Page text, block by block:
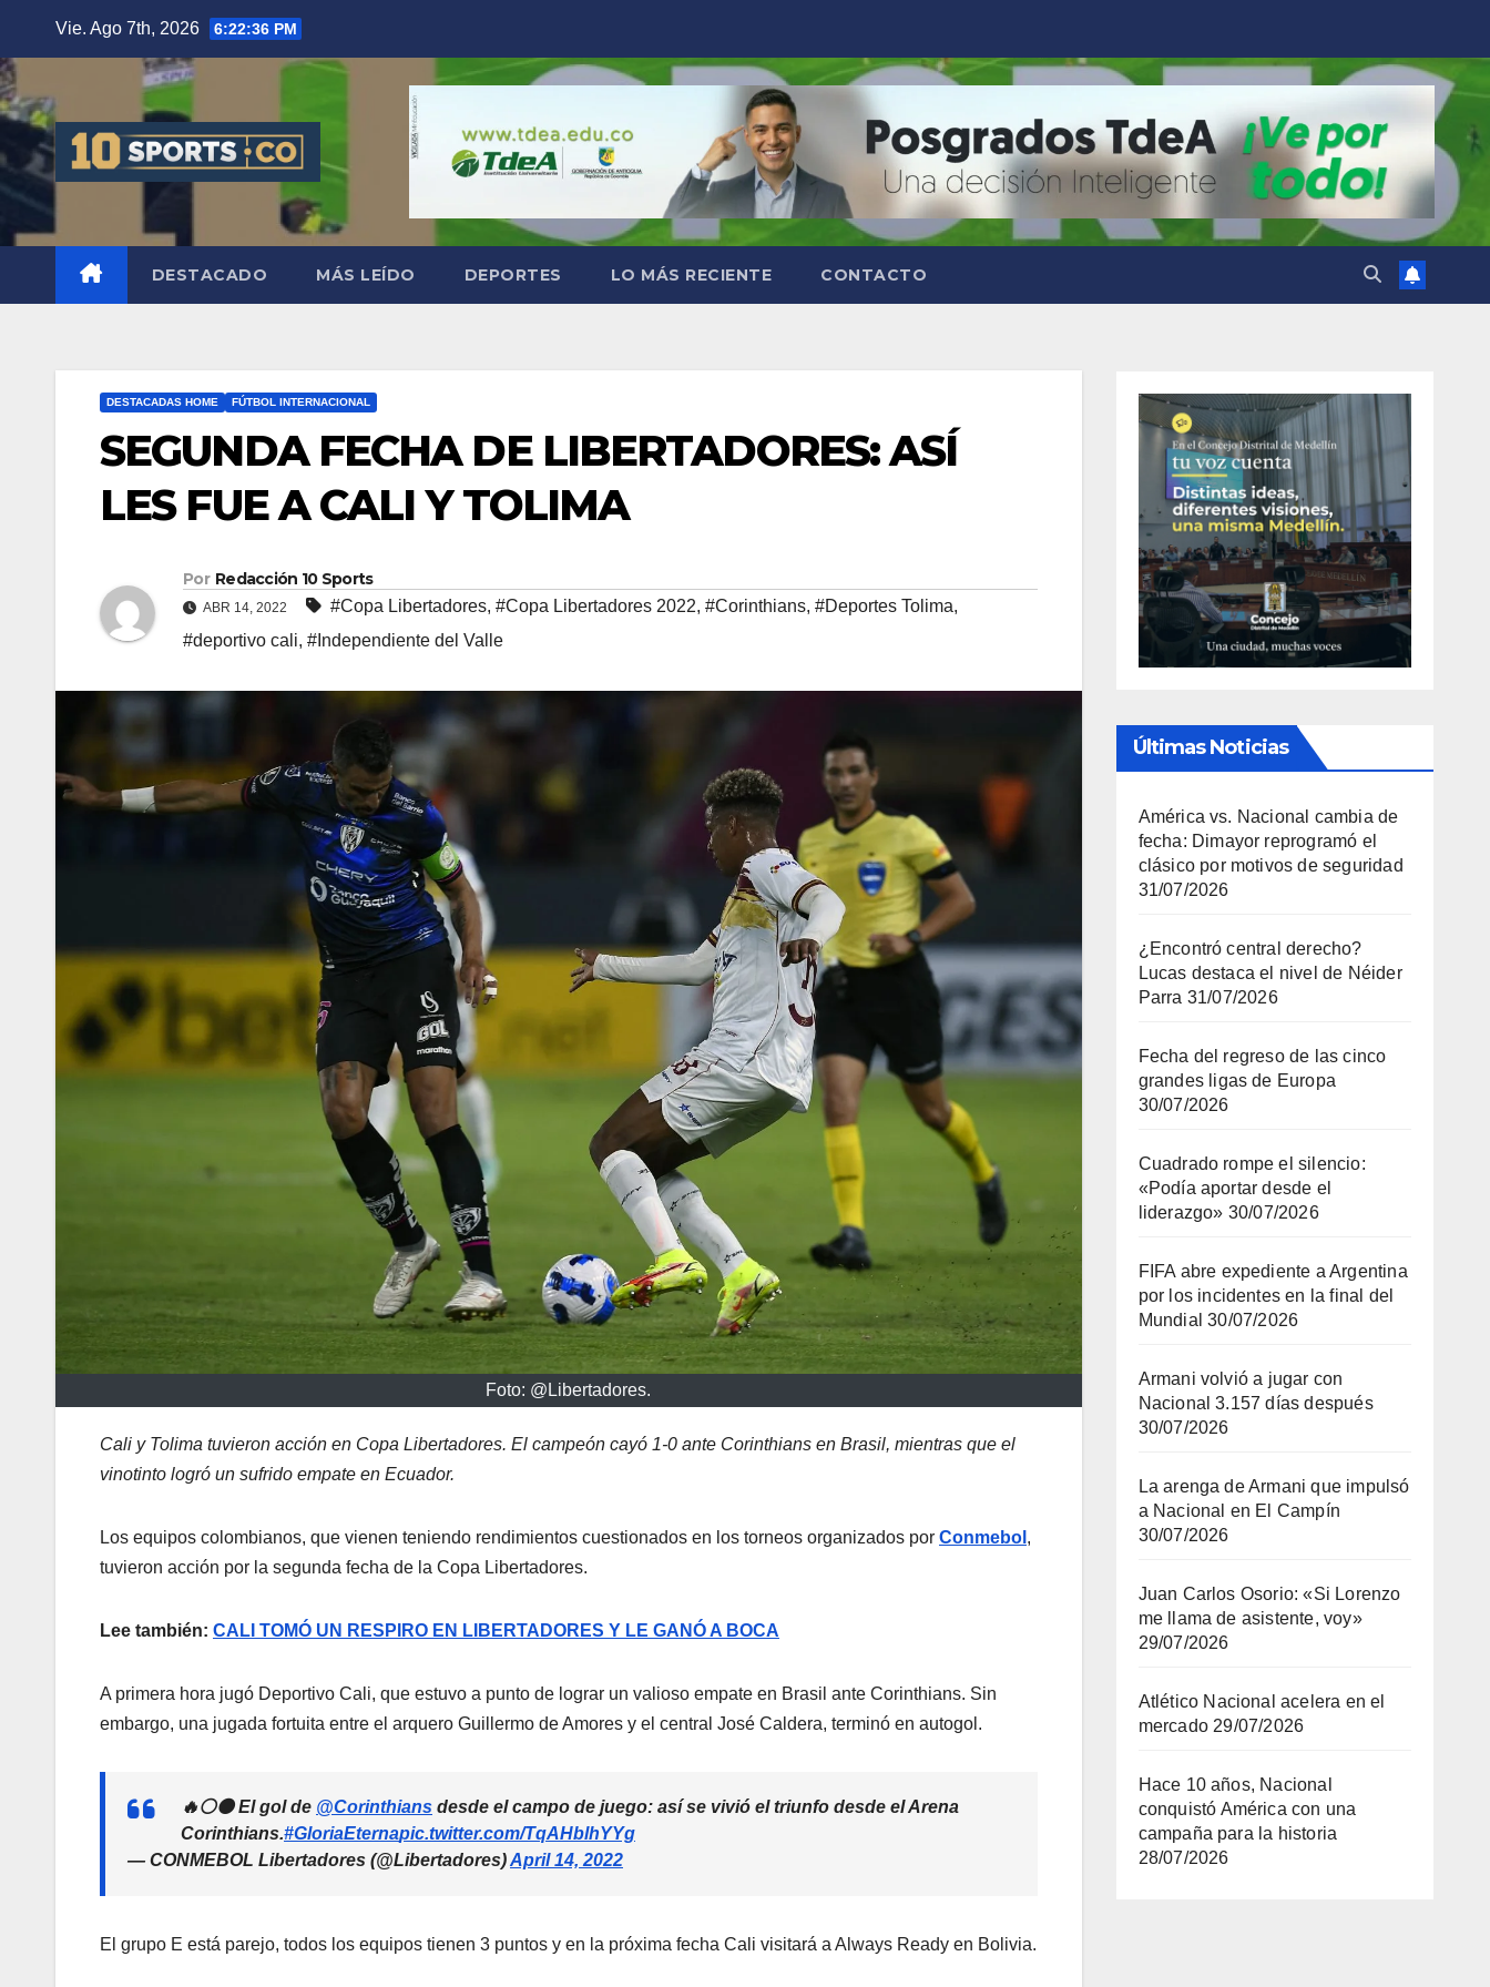
Vie. Ago 7th, 2026 6:22:37 PM
DESTACADO MÁS LEÍDO DEPORTES LO MÁS RECIENTE CONTACTO
DESTACADAS HOME FÚTBOL INTERNACIONAL
SEGUNDA FECHA DE LIBERTADORES: ASÍ
LES FUE A CALI Y TOLIMA
Por Redacción 10 Sports
ABR 14, 2022 #Copa Libertadores, #Copa Libertadores 2022, #Corinthians, #Deportes Tolima,
#deportivo cali, #Independiente del Valle
Foto: @Libertadores.
Cali y Tolima tuvieron acción en Copa Libertadores. El campeón cayó 1-0 ante Corinthians en Brasil, mientras que el
vinotinto logró un sufrido empate en Ecuador.
Los equipos colombianos, que vienen teniendo rendimientos cuestionados en los torneos organizados por Conmebol ,
tuvieron acción por la segunda fecha de la Copa Libertadores.
Lee también: CALI TOMÓ UN RESPIRO EN LIBERTADORES Y LE GANÓ A BOCA
A primera hora jugó Deportivo Cali, que estuvo a punto de lograr un valioso empate en Brasil ante Corinthians. Sin
embargo, una jugada fortuita entre el arquero Guillermo de Amores y el central José Caldera, terminó en autogol.
🔥⚪⚫ El gol de @Corinthians desde el campo de juego: así se vivió el triunfo desde el Arena
Corinthians.#GloriaEternapic.twitter.com/TqAHblhYYg
— CONMEBOL Libertadores (@Libertadores)April 14, 2022
El grupo E está parejo, todos los equipos tienen 3 puntos y en la próxima fecha Cali visitará a Always Ready en Bolivia.
Últimas Noticias
América vs. Nacional cambia de
fecha: Dimayor reprogramó el
clásico por motivos de seguridad
31/07/2026
¿Encontró central derecho?
Lucas destaca el nivel de Néider
Parra 31/07/2026
Fecha del regreso de las cinco
grandes ligas de Europa
30/07/2026
Cuadrado rompe el silencio:
«Podía aportar desde el
liderazgo» 30/07/2026
FIFA abre expediente a Argentina
por los incidentes en la final del
Mundial 30/07/2026
Armani volvió a jugar con
Nacional 3.157 días después
30/07/2026
La arenga de Armani que impulsó
a Nacional en El Campín
30/07/2026
Juan Carlos Osorio: «Si Lorenzo
me llama de asistente, voy»
29/07/2026
Atlético Nacional acelera en el
mercado 29/07/2026
Hace 10 años, Nacional
conquistó América con una
campaña para la historia
28/07/2026